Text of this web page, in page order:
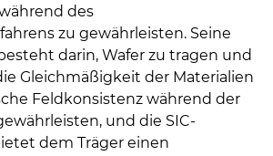
des
zu gewährleisten. Seine
darin, Wafer zu tragen und
Gleichmäßigkeit der Materialien
Feldkonsistenz während der
und die SIC-
dem Träger einen